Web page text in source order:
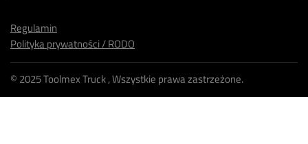
© 2025Toolmex Truck, Wszystkie prawa zastrzeżone.
Regulamin
Polityka prywatności / RODO